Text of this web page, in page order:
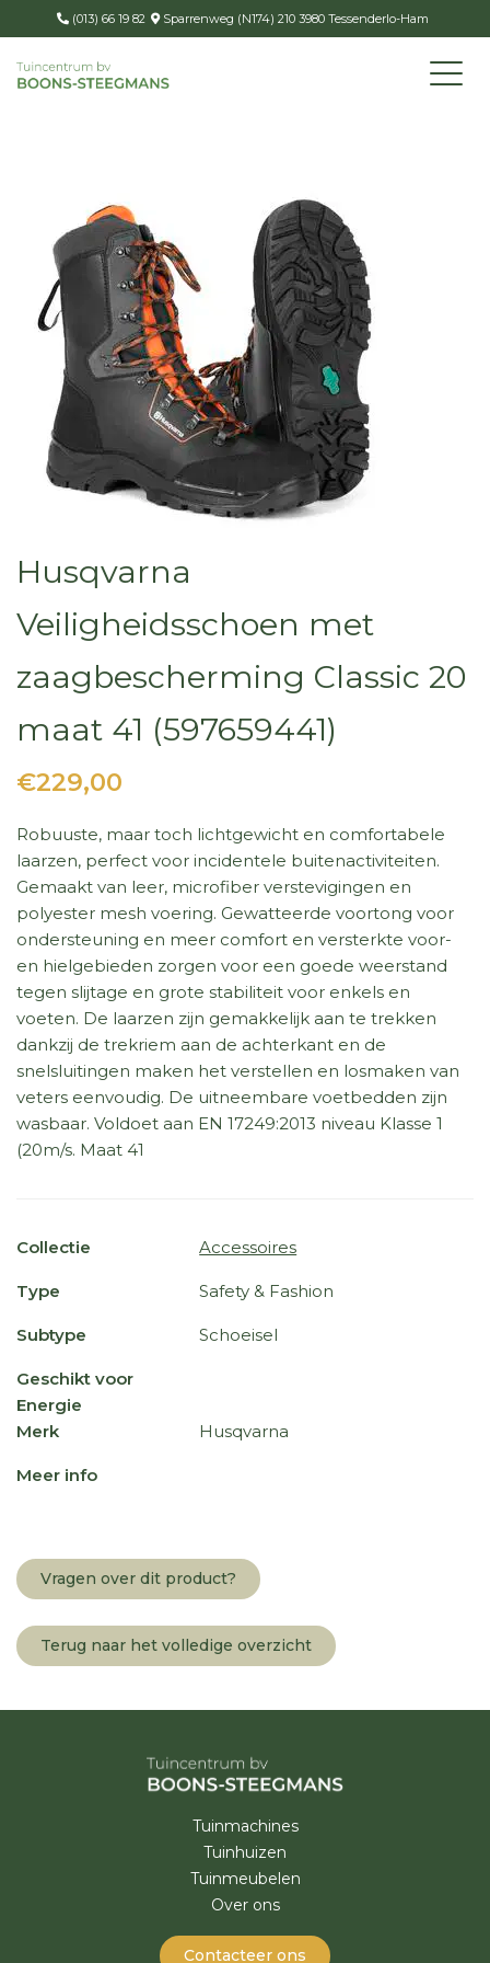
(013) 66 19 82 Sparrenweg (N174) 210 3980 Tessenderlo-Ham
Husqvarna
Veiligheidsschoen met
zaagbescherming Classic 20
maat 41 (597659441)
€229,00
Robuuste, maar toch lichtgewicht en comfortabele
laarzen, perfect voor incidentele buitenactiviteiten.
Gemaakt van leer, microfiber verstevigingen en
polyester mesh voering. Gewatteerde voortong voor
ondersteuning en meer comfort en versterkte voor-
en hielgebieden zorgen voor een goede weerstand
tegen slijtage en grote stabiliteit voor enkels en
voeten. De laarzen zijn gemakkelijk aan te trekken
dankzij de trekriem aan de achterkant en de
snelsluitingen maken het verstellen en losmaken van
veters eenvoudig. De uitneembare voetbedden zijn
wasbaar. Voldoet aan EN 17249:2013 niveau Klasse 1
(20m/s. Maat 41
Collectie Accessoires
Type Safety & Fashion
Subtype Schoeisel
Geschikt voor
Energie
Merk
Husqvarna
Meer info
Vragen over dit product?
Terug naar het volledige overzicht
Tuinmachines
Tuinhuizen
Tuinmeubelen
Over ons
Contacteer ons